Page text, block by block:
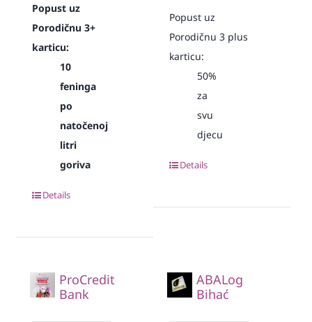
Popust uz
Porodičnu 3+
karticu:
10
feninga
po
natočenoj
litri
goriva
Details
Popust uz
Porodičnu 3 plus
karticu:
50%
za
svu
djecu
Details
ProCredit
Bank
ABALog
Bihać